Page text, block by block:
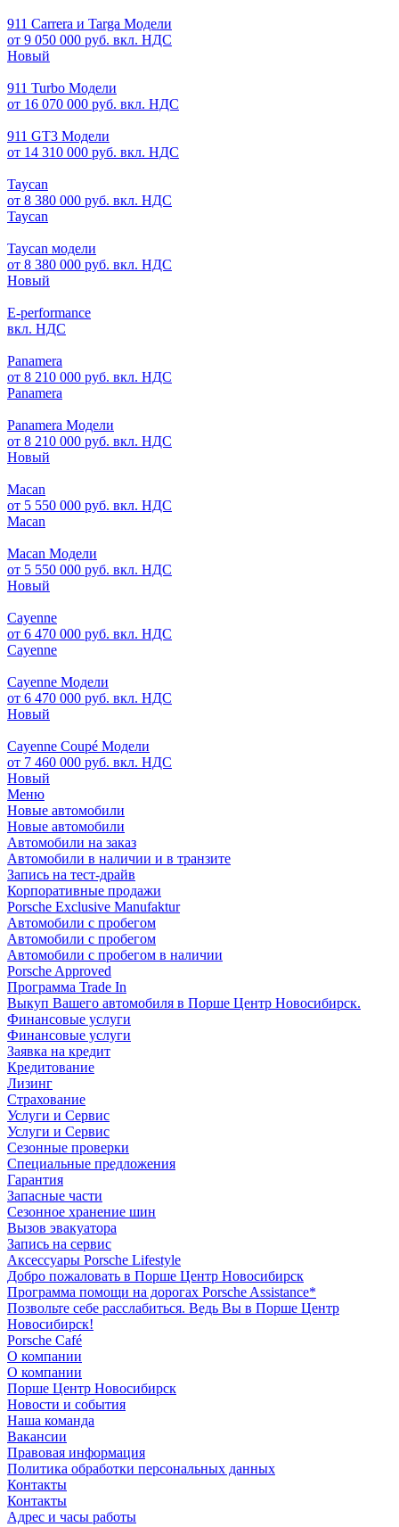
911 Carrera и Targa Модели
от 9 050 000 руб. вкл. НДС
Новый
911 Turbo Модели
от 16 070 000 руб. вкл. НДС
911 GT3 Модели
от 14 310 000 руб. вкл. НДС
Taycan
от 8 380 000 руб. вкл. НДС
Taycan
Taycan модели
от 8 380 000 руб. вкл. НДС
Новый
E-performance
вкл. НДС
Panamera
от 8 210 000 руб. вкл. НДС
Panamera
Panamera Модели
от 8 210 000 руб. вкл. НДС
Новый
Macan
от 5 550 000 руб. вкл. НДС
Macan
Macan Модели
от 5 550 000 руб. вкл. НДС
Новый
Cayenne
от 6 470 000 руб. вкл. НДС
Cayenne
Cayenne Модели
от 6 470 000 руб. вкл. НДС
Новый
Cayenne Coupé Модели
от 7 460 000 руб. вкл. НДС
Новый
Меню
Новые автомобили
Новые автомобили
Автомобили на заказ
Автомобили в наличии и в транзите
Запись на тест-драйв
Корпоративные продажи
Porsche Exclusive Manufaktur
Автомобили с пробегом
Автомобили с пробегом
Автомобили с пробегом в наличии
Porsche Approved
Программа Trade In
Выкуп Вашего автомобиля в Порше Центр Новосибирск.
Финансовые услуги
Финансовые услуги
Заявка на кредит
Кредитование
Лизинг
Страхование
Услуги и Сервис
Услуги и Сервис
Сезонные проверки
Специальные предложения
Гарантия
Запасные части
Сезонное хранение шин
Вызов эвакуатора
Запись на сервис
Аксессуары Porsche Lifestyle
Добро пожаловать в Порше Центр Новосибирск
Программа помощи на дорогах Porsche Assistance*
Позвольте себе расслабиться. Ведь Вы в Порше Центр
Новосибирск!
Porsche Café
О компании
О компании
Порше Центр Новосибирск
Новости и события
Наша команда
Вакансии
Правовая информация
Политика обработки персональных данных
Контакты
Контакты
Адрес и часы работы